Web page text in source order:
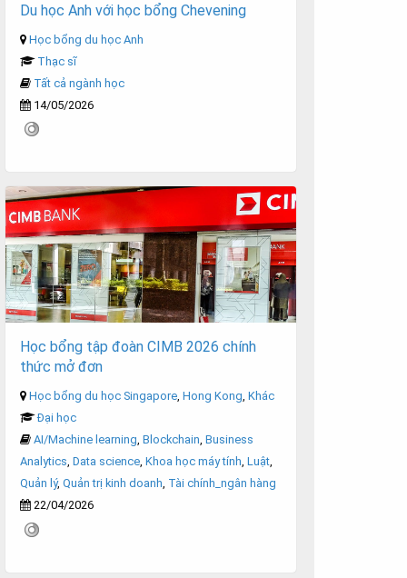
Du học Anh với học bổng Chevening
Học bổng du học Anh
Thạc sĩ
Tất cả ngành học
14/05/2026
Học bổng tập đoàn CIMB 2026 chính
thức mở đơn
Học bổng du học Singapore, Hong Kong, Khác
Đại học
AI/Machine learning, Blockchain, Business
Analytics, Data science, Khoa học máy tính, Luật,
Quản lý, Quản trị kinh doanh, Tài chính_ngân hàng
22/04/2026